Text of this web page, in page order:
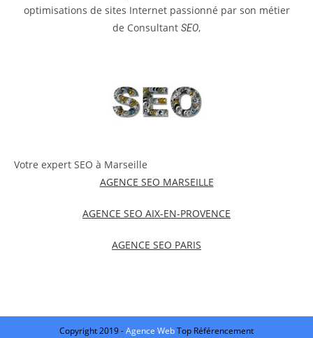
optimisations de sites Internet passionné par son métier
de Consultant SEO,
Votre expert SEO à Marseille
AGENCE SEO MARSEILLE
AGENCE SEO AIX-EN-PROVENCE
AGENCE SEO PARIS
Copyright 2019 -Agence WebTop Référencement